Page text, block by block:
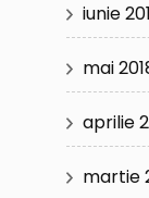
iunie
mai
aprilie
martie